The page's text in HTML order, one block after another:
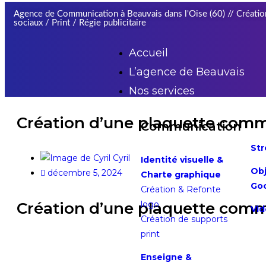
Agence de Communication à Beauvais dans l'Oise (60) //
sociaux / Print / Régie publicitaire
Accueil
L’agence de Beauvais
Nos services
Communication
Identité visuelle &
Charte graphique
Création & Refonte
logo
Création de supports
print
Enseigne &
Création d’une plaquette
Cyril
décembre 5, 2024
Création d’une plaquette